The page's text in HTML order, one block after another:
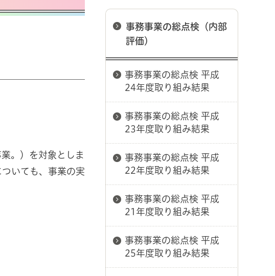
。）を対象としま
いても、事業の実
事務事業の総点検（内部
評価）
事務事業の総点検 平成
24年度取り組み結果
事務事業の総点検 平成
23年度取り組み結果
事務事業の総点検 平成
22年度取り組み結果
事務事業の総点検 平成
21年度取り組み結果
事務事業の総点検 平成
25年度取り組み結果